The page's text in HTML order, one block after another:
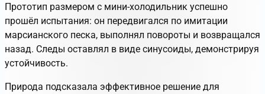
Прототип размером с мини-холодильник успешно
прошёл испытания: он передвигался по имитации
марсианского песка, выполнял повороты и возвращался
назад. Следы оставлял в виде синусоиды, демонстрируя
устойчивость.
Природа подсказала эффективное решение для